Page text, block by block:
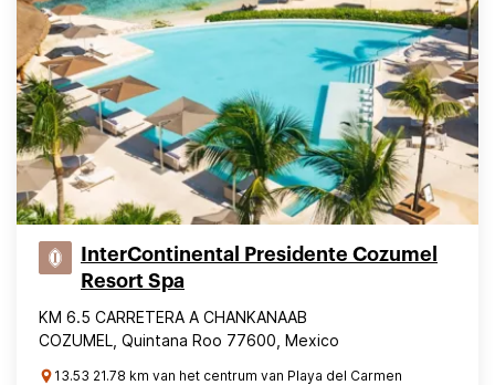
InterContinental Presidente Cozumel
Resort Spa
KM 6.5 CARRETERA A CHANKANAAB
COZUMEL, Quintana Roo 77600, Mexico
13.53 21.78 km van het centrum van Playa del Carmen